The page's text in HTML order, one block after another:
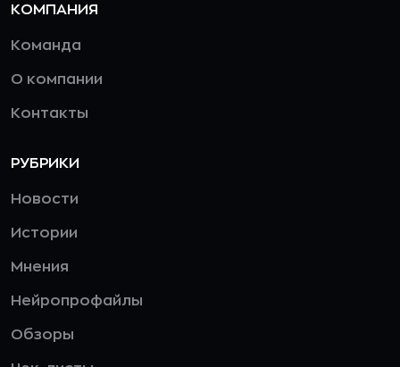
КОМПАНИЯ
Команда
О компании
Контакты
РУБРИКИ
Новости
Истории
Мнения
Нейропрофайлы
Обзоры